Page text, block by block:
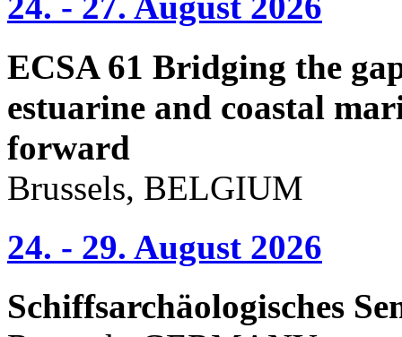
ECSA 61 Bridging the
estuarine and coastal
forward
Brussels, BELGIUM
24. - 29. August 2026
Schiffsarchäologisches